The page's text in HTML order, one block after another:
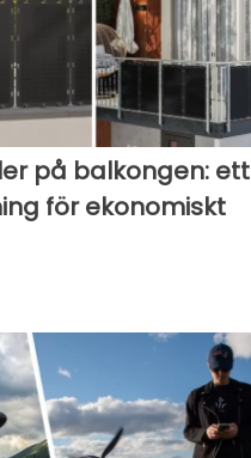
på balkongen: ett
för ekonomiskt